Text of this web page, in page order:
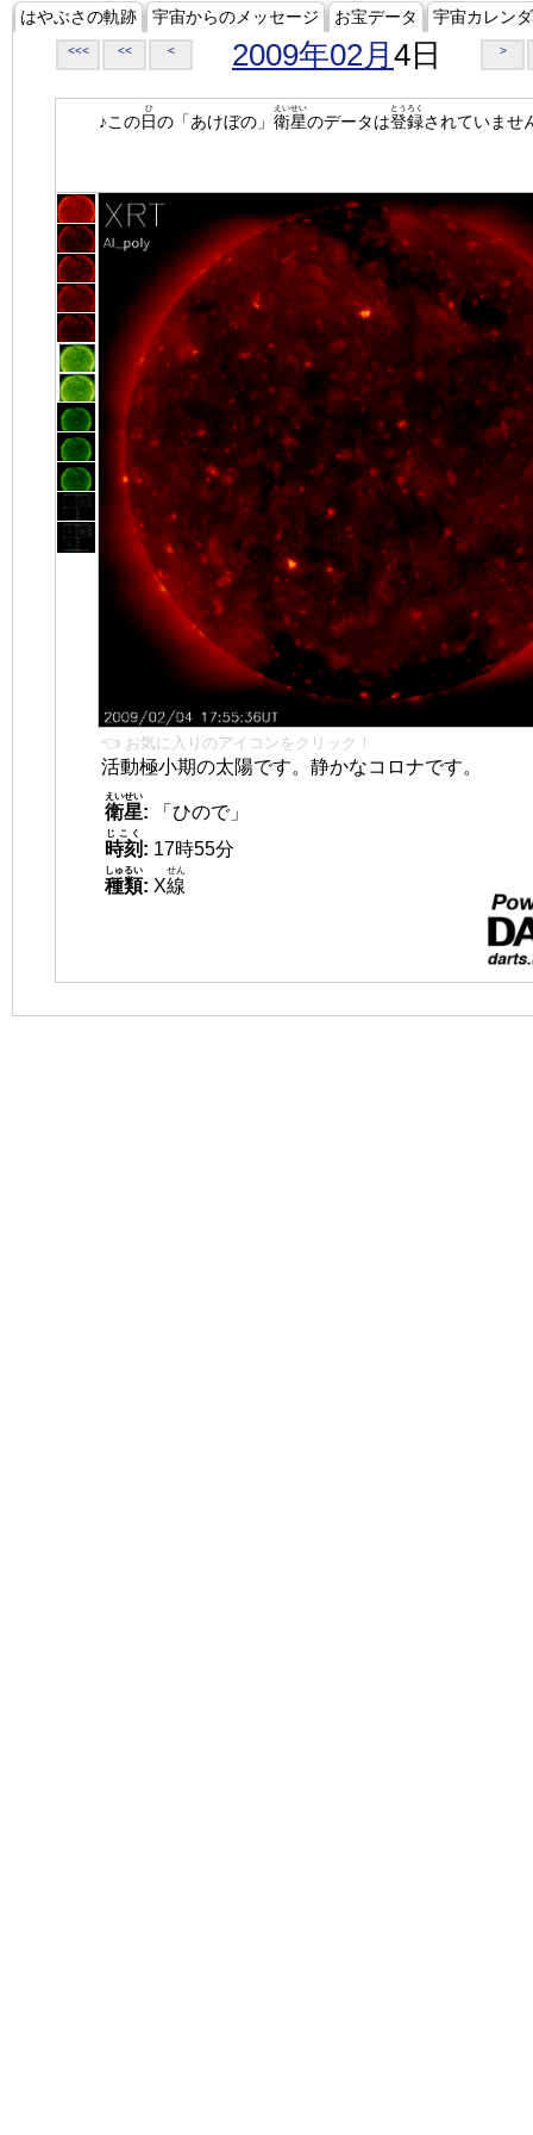
はやぶさの軌跡 宇宙からのメッセージ お宝データ 宇宙カレン
<<< << < 2009年02月 4日 >
♪この日
ひ
の「あけぼの」 衛星
えいせい
のデータは登録
とうろく
されていませ
👈 お気に入りのアイコンをクリック！
活動極小期の太陽です。静かなコロナです。
衛星
えいせい
:
「ひので」
時刻
じこく
: 17時55分
種類
しゅるい
: X線
せん